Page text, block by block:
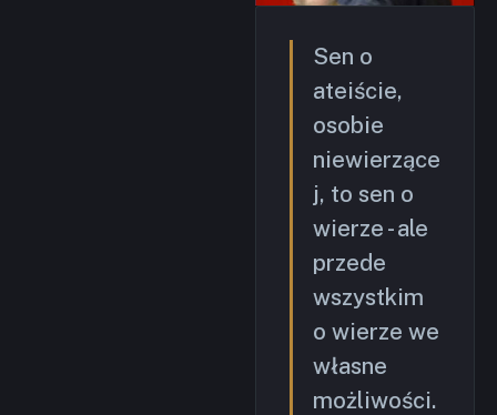
Sen o
ateiście,
osobie
niewierzące
j, to sen o
wierze - ale
przede
wszystkim
o wierze we
własne
możliwości.